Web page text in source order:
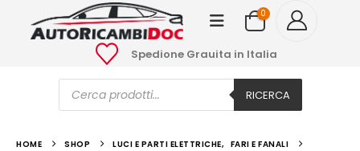
0
Spedione Grauita in Italia
Ricerca
prodotti RICERCA
HOME SHOP LUCI E PARTI ELETTRICHE, FARI E FANALI